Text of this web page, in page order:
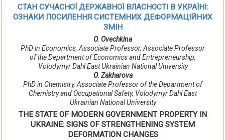
СТАН СУЧАСНОЇ ДЕРЖАВНОЇ ВЛАСНОСТІ В УКРАЇНІ:
ОЗНАКИ ПОСИЛЕННЯ СИСТЕМНИХ ДЕФОРМАЦІЙНИХ
ЗМІН
O. Ovechkina
PhD in Economics, Associate Professor, Associate Professor
of the Department of Economics and Entrepreneurship,
Volodymyr Dahl East Ukrainian National University
O. Zakharova
PhD in Chemistry, Associate Professor of the Department of
Chemistry and Occupational Safety, Volodymyr Dahl East
Ukrainian National University
THE STATE OF MODERN GOVERNMENT PROPERTY IN
UKRAINE: SIGNS OF STRENGTHENING SYSTEM
DEFORMATION CHANGES